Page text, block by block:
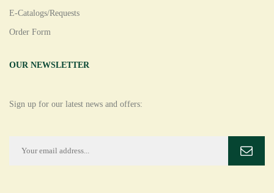
E-Catalogs/Requests
Order Form
OUR NEWSLETTER
Sign up for our latest news and offers: